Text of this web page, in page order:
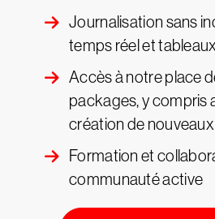
Journalisation sans
temps réel et
Accès à notre place
packages, y compris
création de
Formation et
communauté active